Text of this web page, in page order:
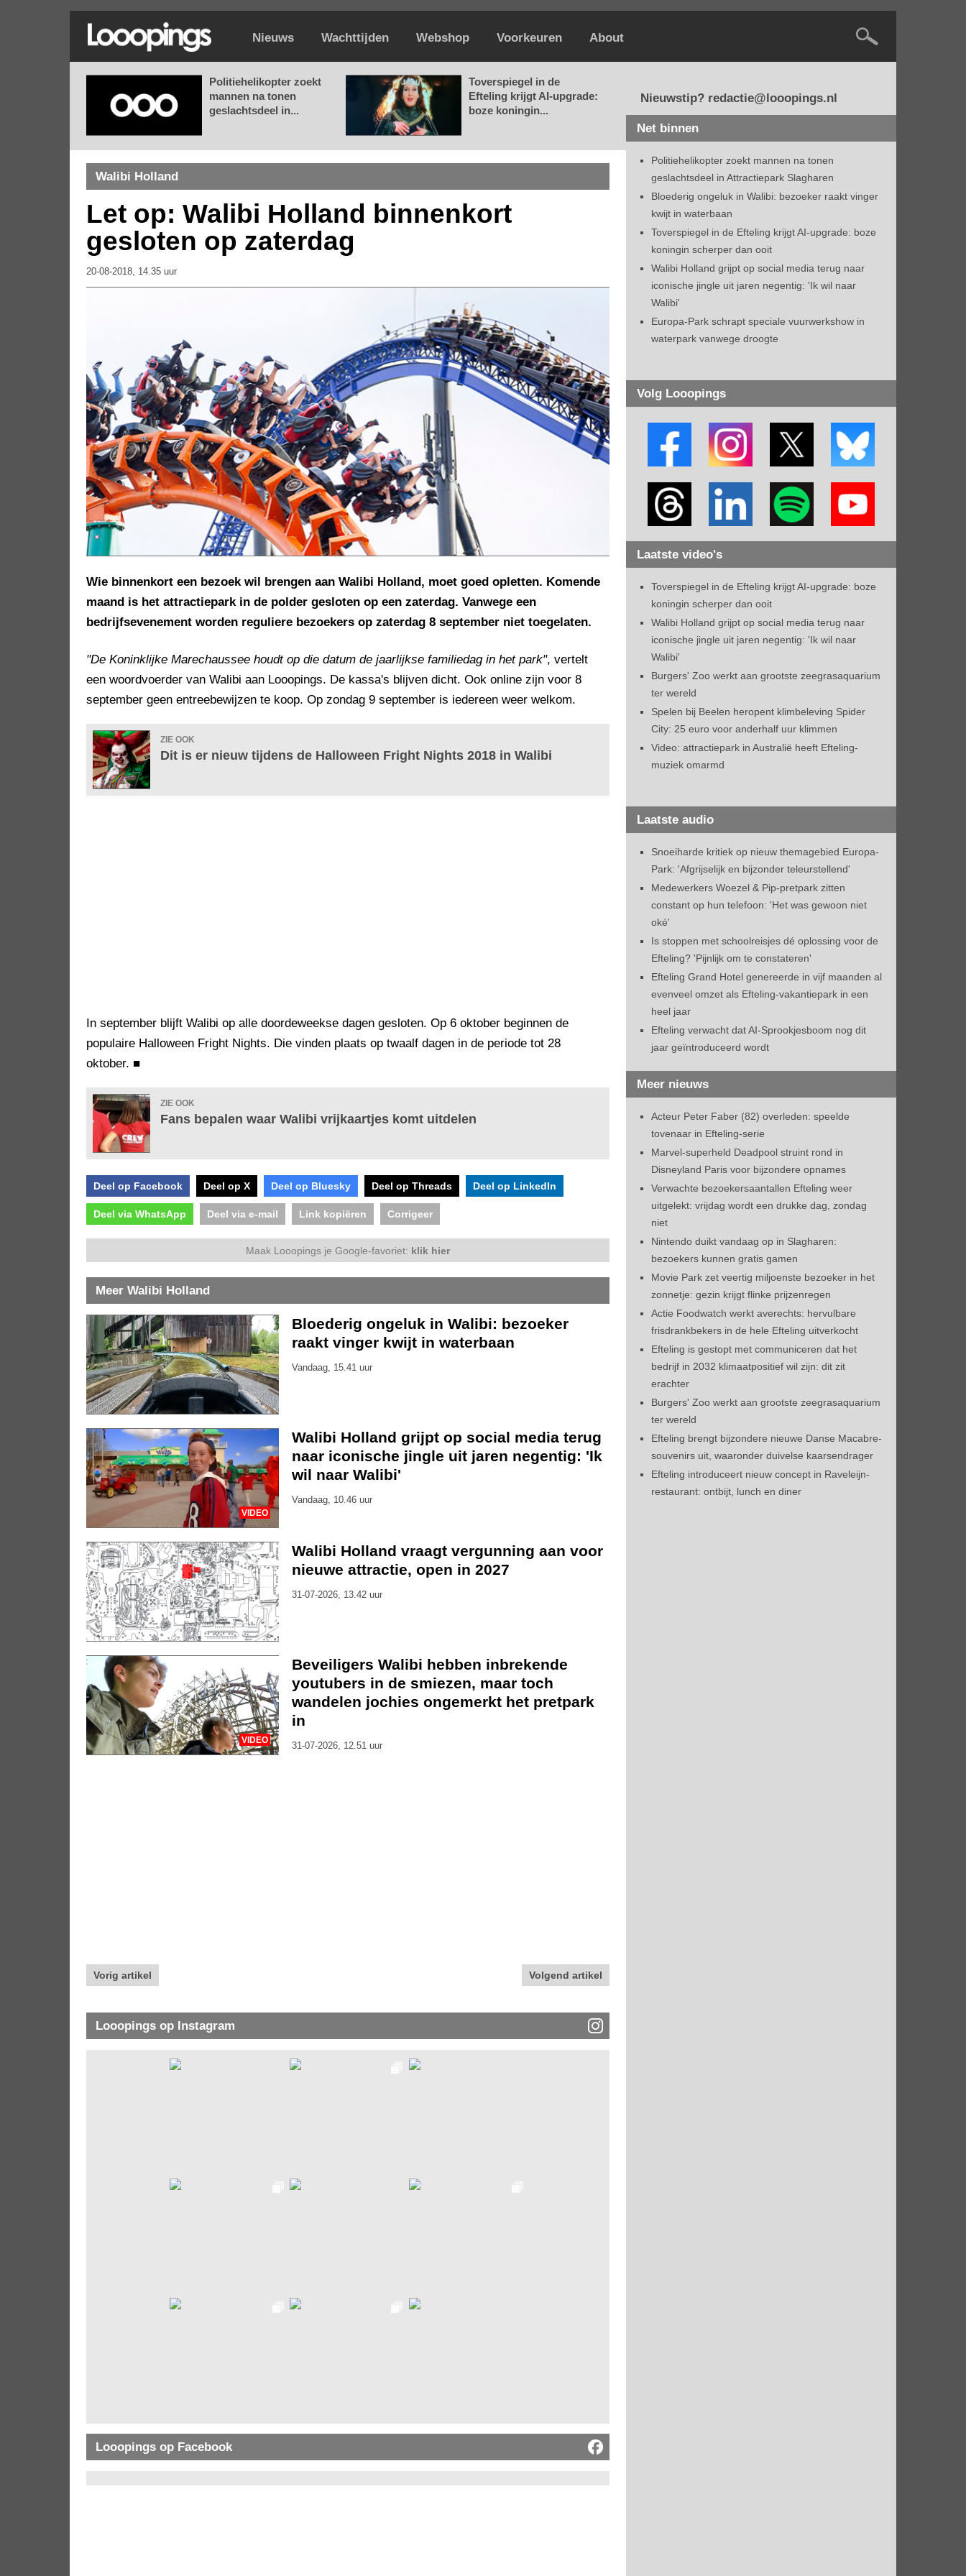
Nieuws Wachttijden Webshop Voorkeuren About
Politiehelikopter zoekt
mannen na tonen
geslachtsdeel in...
Toverspiegel in de
Efteling krijgt AI-upgrade:
boze koningin...
Walibi Holland
Let op: Walibi Holland binnenkort
gesloten op zaterdag
20-08-2018, 14.35 uur
Wie binnenkort een bezoek wil brengen aan Walibi Holland, moet goed opletten. Komende
maand is het attractiepark in de polder gesloten op een zaterdag. Vanwege een
bedrijfsevenement worden reguliere bezoekers op zaterdag 8 september niet toegelaten.
"De Koninklijke Marechaussee houdt op die datum de jaarlijkse familiedag in het park", vertelt
een woordvoerder van Walibi aan Looopings. De kassa's blijven dicht. Ook online zijn voor 8
september geen entreebewijzen te koop. Op zondag 9 september is iedereen weer welkom.
ZIE OOK
Dit is er nieuw tijdens de Halloween Fright Nights 2018 in Walibi
In september blijft Walibi op alle doordeweekse dagen gesloten. Op 6 oktober beginnen de
populaire Halloween Fright Nights. Die vinden plaats op twaalf dagen in de periode tot 28
oktober. ■
ZIE OOK
Fans bepalen waar Walibi vrijkaartjes komt uitdelen
Deel op Facebook Deel op X Deel op Bluesky Deel op Threads Deel op LinkedIn
Deel via WhatsApp Deel via e-mail Link kopiëren Corrigeer
Maak Looopings je Google-favoriet: klik hier
Meer Walibi Holland
Bloederig ongeluk in Walibi: bezoeker
raakt vinger kwijt in waterbaan
Vandaag, 15.41 uur
VIDEO
Walibi Holland grijpt op social media terug
naar iconische jingle uit jaren negentig: 'Ik
wil naar Walibi'
Vandaag, 10.46 uur
Walibi Holland vraagt vergunning aan voor
nieuwe attractie, open in 2027
31-07-2026, 13.42 uur
VIDEO
Beveiligers Walibi hebben inbrekende
youtubers in de smiezen, maar toch
wandelen jochies ongemerkt het pretpark
in
31-07-2026, 12.51 uur
Vorig artikel Volgend artikel
Looopings op Instagram
Looopings op Facebook
Nieuwstip? redactie@looopings.nl
Net binnen
Politiehelikopter zoekt mannen na tonen
geslachtsdeel in Attractiepark Slagharen
Bloederig ongeluk in Walibi: bezoeker raakt vinger
kwijt in waterbaan
Toverspiegel in de Efteling krijgt AI-upgrade: boze
koningin scherper dan ooit
Walibi Holland grijpt op social media terug naar
iconische jingle uit jaren negentig: 'Ik wil naar
Walibi'
Europa-Park schrapt speciale vuurwerkshow in
waterpark vanwege droogte
Volg Looopings
Laatste video's
Toverspiegel in de Efteling krijgt AI-upgrade: boze
koningin scherper dan ooit
Walibi Holland grijpt op social media terug naar
iconische jingle uit jaren negentig: 'Ik wil naar
Walibi'
Burgers' Zoo werkt aan grootste zeegrasaquarium
ter wereld
Spelen bij Beelen heropent klimbeleving Spider
City: 25 euro voor anderhalf uur klimmen
Video: attractiepark in Australië heeft Efteling-
muziek omarmd
Laatste audio
Snoeiharde kritiek op nieuw themagebied Europa-
Park: 'Afgrijselijk en bijzonder teleurstellend'
Medewerkers Woezel & Pip-pretpark zitten
constant op hun telefoon: 'Het was gewoon niet
oké'
Is stoppen met schoolreisjes dé oplossing voor de
Efteling? 'Pijnlijk om te constateren'
Efteling Grand Hotel genereerde in vijf maanden al
evenveel omzet als Efteling-vakantiepark in een
heel jaar
Efteling verwacht dat AI-Sprookjesboom nog dit
jaar geïntroduceerd wordt
Meer nieuws
Acteur Peter Faber (82) overleden: speelde
tovenaar in Efteling-serie
Marvel-superheld Deadpool struint rond in
Disneyland Paris voor bijzondere opnames
Verwachte bezoekersaantallen Efteling weer
uitgelekt: vrijdag wordt een drukke dag, zondag
niet
Nintendo duikt vandaag op in Slagharen:
bezoekers kunnen gratis gamen
Movie Park zet veertig miljoenste bezoeker in het
zonnetje: gezin krijgt flinke prijzenregen
Actie Foodwatch werkt averechts: hervulbare
frisdrankbekers in de hele Efteling uitverkocht
Efteling is gestopt met communiceren dat het
bedrijf in 2032 klimaatpositief wil zijn: dit zit
erachter
Burgers' Zoo werkt aan grootste zeegrasaquarium
ter wereld
Efteling brengt bijzondere nieuwe Danse Macabre-
souvenirs uit, waaronder duivelse kaarsendrager
Efteling introduceert nieuw concept in Raveleijn-
restaurant: ontbijt, lunch en diner